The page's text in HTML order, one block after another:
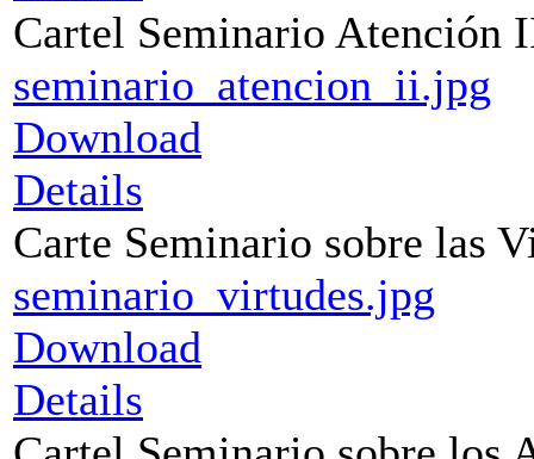
Cartel Seminario Atención
seminario_atencion_ii.jpg
Download
Details
Carte Seminario sobre las
seminario_virtudes.jpg
Download
Details